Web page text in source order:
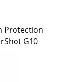
Protection
G10